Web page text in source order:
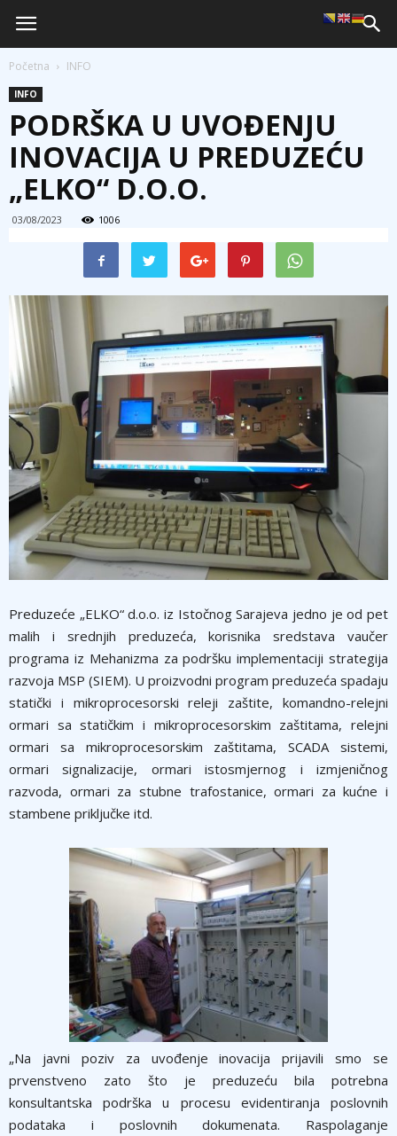
Početna INFO
INFO
PODRŠKA U UVOĐENJU
INOVACIJA U PREDUZEĆU
„ELKO“ D.O.O.
03/08/2023 1006
Preduzeće „ELKO“ d.o.o. iz Istočnog Sarajeva jedno je od pet
malih i srednjih preduzeća, korisnika sredstava vaučer
programa iz Mehanizma za podršku implementaciji strategija
razvoja MSP (SIEM). U proizvodni program preduzeća spadaju
statički i mikroprocesorski releji zaštite, komandno-relejni
ormari sa statičkim i mikroprocesorskim zaštitama, relejni
ormari sa mikroprocesorskim zaštitama, SCADA sistemi,
ormari signalizacije, ormari istosmjernog i izmjeničnog
razvoda, ormari za stubne trafostanice, ormari za kućne i
stambene priključke itd.
„Na javni poziv za uvođenje inovacija prijavili smo se
prvenstveno zato što je preduzeću bila potrebna
konsultantska podrška u procesu evidentiranja poslovnih
podataka i poslovnih dokumenata. Raspolaganje